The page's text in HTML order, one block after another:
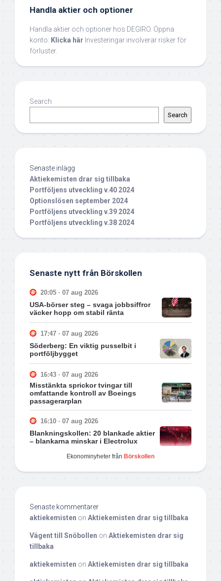
Handla aktier och optioner
Handla aktier och optioner hos DEGIRO. Öppna
konto: Klicka här Investeringar involverar risker för
förluster.
Search
Search
Senaste inlägg
Aktiekemisten drar sig tillbaka
Portföljens utveckling v.40 2024
Optionslösen september 2024
Portföljens utveckling v.39 2024
Portföljens utveckling v.38 2024
Senaste nytt från Börskollen
20:05 · 07 aug 2026
USA-börser steg – svaga jobbsiffror
väcker hopp om stabil ränta
17:47 · 07 aug 2026
Söderberg: En viktig pusselbit i
portföljbygget
16:43 · 07 aug 2026
Misstänkta sprickor tvingar till
omfattande kontroll av Boeings
passagerarplan
16:10 · 07 aug 2026
Blankningskollen: 20 blankade aktier
– blankarna minskar i Electrolux
Ekonominyheter från Börskollen
Senaste kommentarer
aktiekemisten on Aktiekemisten drar sig tillbaka
Vägent till Snöbollen on Aktiekemisten drar sig
tillbaka
aktiekemisten on Aktiekemisten drar sig tillbaka